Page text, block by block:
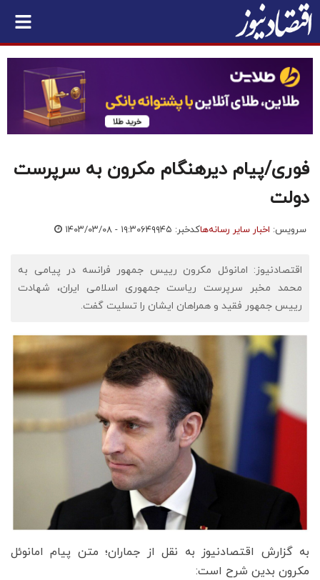
فوری/پیام دیرهنگام مکرون به سرپرست
دولت
سرویس: اخبار سایر رسانه‌هاکدخبر: ۶۴۹۹۴۵ ۱۴۰۳/۰۳/۰۸ - ۱۹:۳۰
اقتصادنیوز: امانوئل مکرون رییس جمهور فرانسه در پیامی به
محمد مخبر سرپرست ریاست جمهوری اسلامی ایران، شهادت
رییس جمهور فقید و همراهان ایشان را تسلیت گفت.
به گزارش اقتصادنیوز به نقل از جماران؛ متن پیام امانوئل
مکرون بدین شرح است: